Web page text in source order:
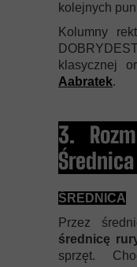
kolejnych
Kolumny
klasycznej
Aabratek.
3.
ŚREDNICA
Przez
średnicę
sprzęt.